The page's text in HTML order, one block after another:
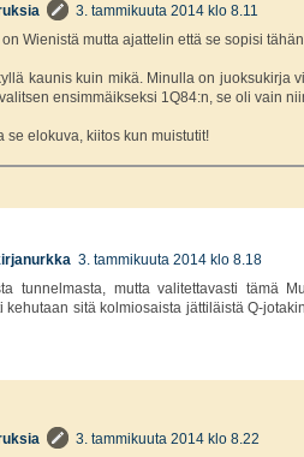
3. tammikuuta 2014 klo 8.11
on Wienistä mutta ajattelin että se sopisi
kaunis kuin mikä. Minulla on juoksukirja
ensimmäikseksi 1Q84:n, se oli vain
se elokuva, kiitos kun muistutit!
3. tammikuuta 2014 klo 8.18
tunnelmasta, mutta valitettavasti tämä
kehutaan sitä kolmiosaista jättiläistä Q-
3. tammikuuta 2014 klo 8.22